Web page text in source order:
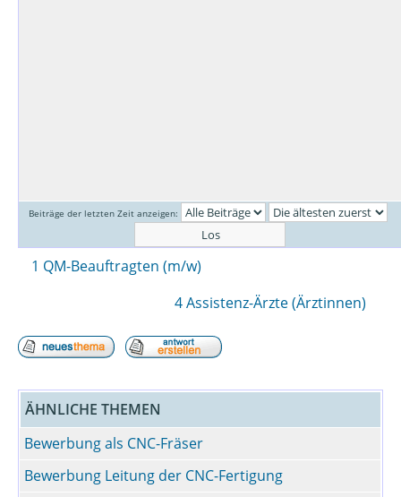
Beiträge der letzten Zeit anzeigen:
1 QM-Beauftragten (m/w)
4 Assistenz-Ärzte (Ärztinnen)
ÄHNLICHE THEMEN
Bewerbung als CNC-Fräser
Bewerbung Leitung der CNC-Fertigung